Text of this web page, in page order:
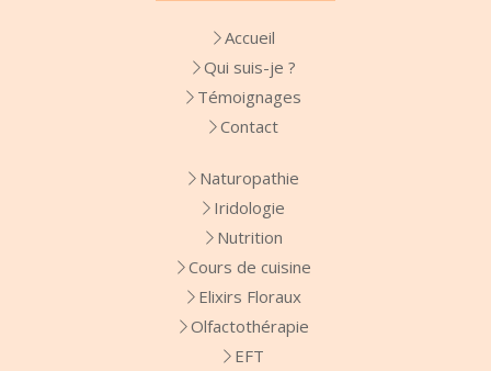
Accueil
Qui suis-je ?
Témoignages
Contact
Naturopathie
Iridologie
Nutrition
Cours de cuisine
Elixirs Floraux
Olfactothérapie
EFT